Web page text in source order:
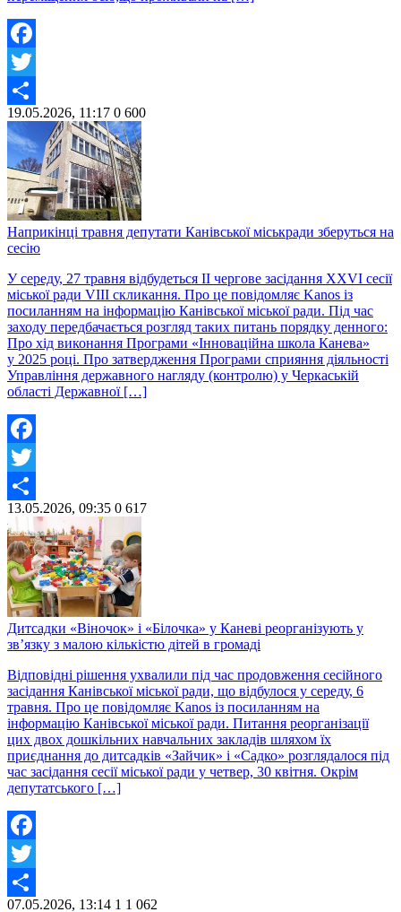
Facebook
Twitter
Share
19.05.2026, 11:17 0 600
Наприкінці травня депутати Канівської міськради зберуться на
сесію
У середу, 27 травня відбудеться ІІ чергове засідання ХХVІ сесії
міської ради VIІІ скликання. Про це повідомляє Kanos із
посиланням на інформацію Канівської міської ради. Під час
заходу передбачається розгляд таких питань порядку денного:
Про хід виконання Програми «Інноваційна школа Канева»
у 2025 році. Про затвердження Програми сприяння діяльності
Управління державного нагляду (контролю) у Черкаській
області Державної […]
Facebook
Twitter
Share
13.05.2026, 09:35 0 617
Дитсадки «Віночок» і «Білочка» у Каневі реорганізують у
зв’язку з малою кількістю дітей в громаді
Відповідні рішення ухвалили під час продовження сесійного
засідання Канівської міської ради, що відбулося у середу, 6
травня. Про це повідомляє Kanos із посиланням на
інформацію Канівської міської ради. Питання реорганізації
цих двох дошкільних навчальних закладів шляхом їх
приєднання до дитсадків «Зайчик» і «Садко» розглядалося під
час засідання сесії міської ради у четвер, 30 квітня. Окрім
депутатського […]
Facebook
Twitter
07.05.2026, 13:14 1 1 062